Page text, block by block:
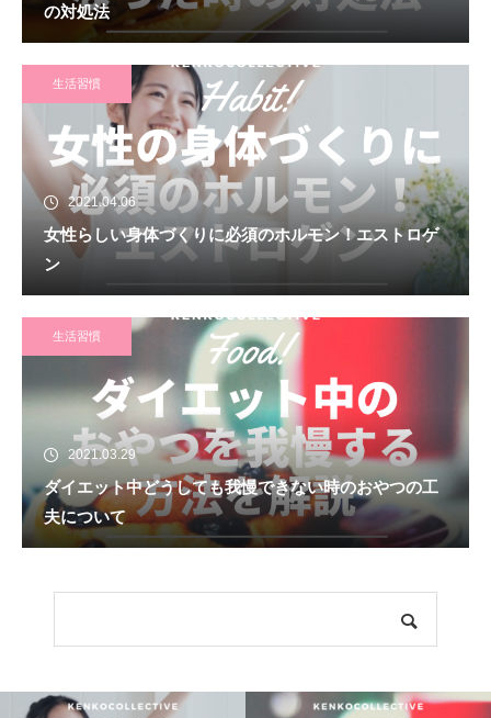
の対処法
生活習慣
2021.04.06
女性らしい身体づくりに必須のホルモン！エストロゲ
ン
生活習慣
2021.03.29
ダイエット中どうしても我慢できない時のおやつの工
夫について